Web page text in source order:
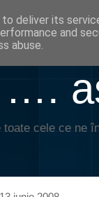
….
cele ce ne
deliver its
and
abuse.